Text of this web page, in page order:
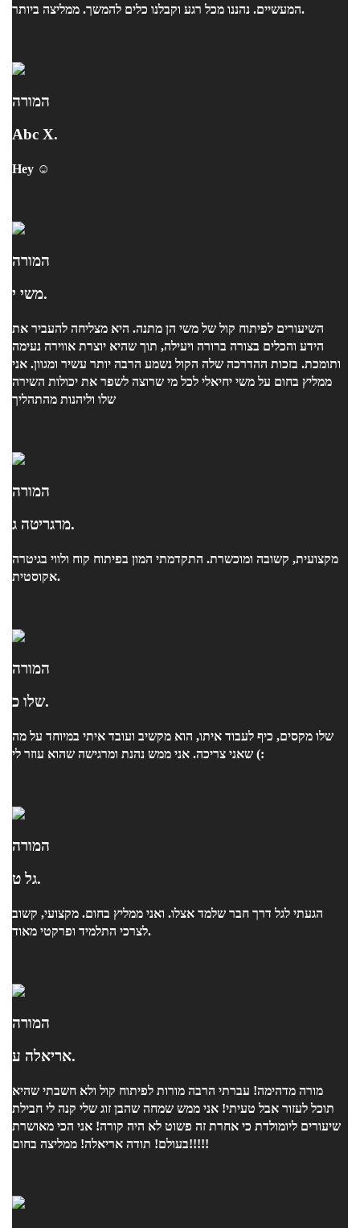
המעשיים. נהננו מכל רגע וקבלנו כלים להמשך. ממליצה ביותר.
המורה
Abc X.
Hey ☺️
המורה
משי י.
השיעורים לפיתוח קול של משי הן מתנה. היא מצליחה להעביר את
הידע והכלים בצורה ברורה ויעילה, תוך שהיא יוצרת אווירה נעימה
ותומכת. בזכות ההדרכה שלה הקול נשמע הרבה יותר עשיר ומגוון. אני
ממליץ בחום על משי יחיאלי לכל מי שרוצה לשפר את יכולות השירה
שלו וליהנות מהתהליך
המורה
מרגריטה ג.
מקצועית, קשובה ומוכשרת. התקדמתי המון בפיתוח קוח ולווי בגיטרה
אקוסטית.
המורה
שלו כ.
שלו מקסים, כיף לעבוד איתו, הוא מקשיב ועובד איתי במיוחד על מה
שאני צריכה. אני ממש נהנת ומרגישה שהוא עוזר לי (:
המורה
גל ט.
הגעתי לגל דרך חבר שלמד אצלו. ואני ממליץ בחום. מקצועי, קשוב
לצרכי התלמיד ופרקטי מאוד.
המורה
אריאלה ע.
מורה מדהימה! עברתי הרבה מורות לפיתוח קול ולא חשבתי שהיא
תוכל לעזור אבל טעיתי! אני ממש שמחה שהבן זוג שלי קנה לי חבילת
שיעורים ליומולדת כי אחרת זה פשוט לא היה קורה! אני הכי מאושרת
בעולם! תודה אריאלה! ממליצה בחום!!!!!